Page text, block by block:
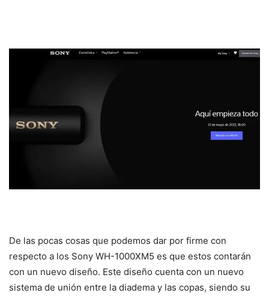
De las pocas cosas que podemos dar por firme con
respecto a los Sony WH-1000XM5 es que estos contarán
con un nuevo diseño. Este diseño cuenta con un nuevo
sistema de unión entre la diadema y las copas, siendo su